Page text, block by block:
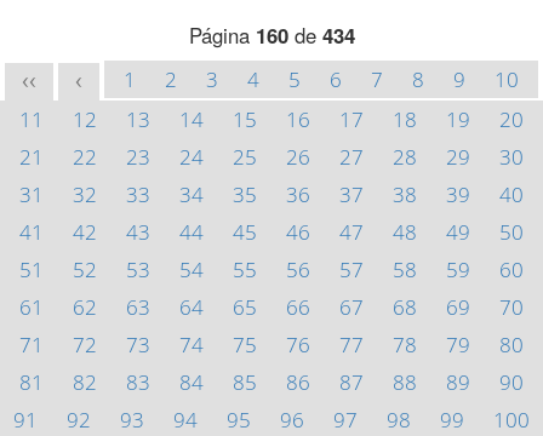
Página 160de 434
<< < 1 2 3 4 5 6 7 8 9
10
11
12 13 14 15 16 17 18 19
20
21
22 23 24 25 26 27 28 29
30
31
32 33 34 35 36 37 38 39
40
41
42 43 44 45 46 47 48 49
50
51
52 53 54 55 56 57 58 59
60
61
62 63 64 65 66 67 68 69
70
71
72 73 74 75 76 77 78 79
80
81
82 83 84 85 86 87 88 89
90
91
92 93 94 95 96 97 98 99
100